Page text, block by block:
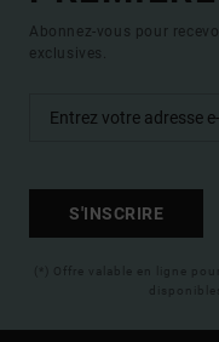
Abonnez-vous pour
exclusives.
S'INSCRIRE
(*) Offre valable en ligne